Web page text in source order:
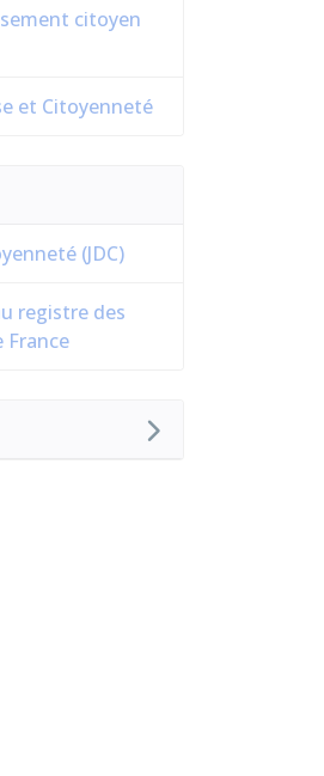
citoyen
et Citoyenneté
(JDC)
registre des
France